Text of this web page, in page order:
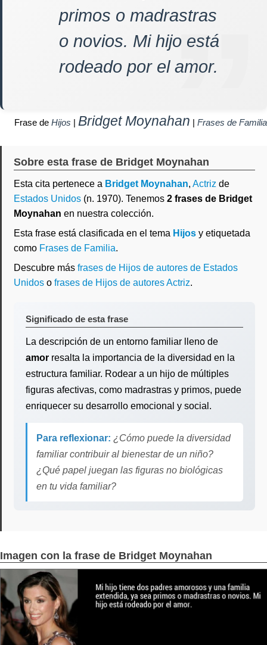
primos o madrastras
o novios. Mi hijo está
rodeado por el amor.
Frase de Hijos | Bridget Moynahan | Frases de Familia
Sobre esta frase de Bridget Moynahan
Esta cita pertenece a Bridget Moynahan, Actriz de
Estados Unidos (n. 1970). Tenemos 2 frases de Bridget
Moynahan en nuestra colección.
Esta frase está clasificada en el tema Hijos y etiquetada
como Frases de Familia.
Descubre más frases de Hijos de autores de Estados
Unidos o frases de Hijos de autores Actriz.
Significado de esta frase
La descripción de un entorno familiar lleno de
amor resalta la importancia de la diversidad en la
estructura familiar. Rodear a un hijo de múltiples
figuras afectivas, como madrastras y primos, puede
enriquecer su desarrollo emocional y social.
Para reflexionar: ¿Cómo puede la diversidad
familiar contribuir al bienestar de un niño?
¿Qué papel juegan las figuras no biológicas
en tu vida familiar?
Imagen con la frase de Bridget Moynahan